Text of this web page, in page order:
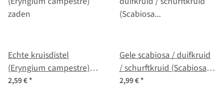
Echte kruisdistel
(Eryngium campestre)
zaden
2,59 €*
Gele scabiosa / duifkruid
/ schurftkruid (Scabiosa
ochroleuca) zaden
2,99 €*